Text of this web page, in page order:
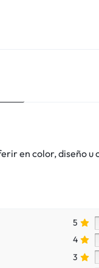
en color, diseño
5
4
3